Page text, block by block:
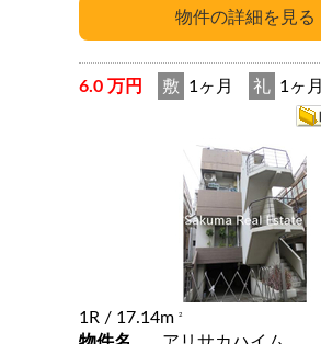
6.0 万円 敷 1ヶ月 礼 1ヶ月
1R / 17.14m 2